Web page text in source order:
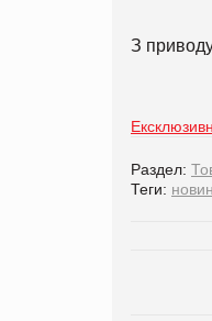
З
Раздел:
Теги: